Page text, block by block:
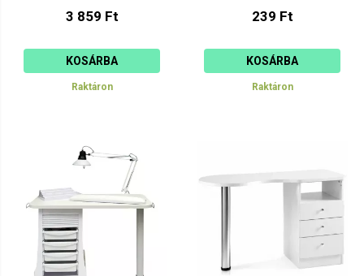
3 859 Ft
KOSÁRBA
Raktáron
239 Ft
KOSÁRBA
Raktáron